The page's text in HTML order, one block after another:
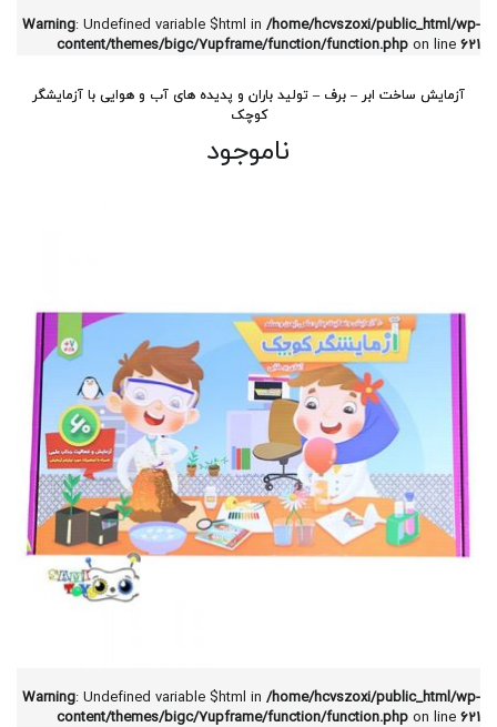
Warning: Undefined variable $html in /home/hcvszoxi/public_html/wp-
content/themes/bigc/7upframe/function/function.php on line 621
آزمایش ساخت ابر – برف – تولید باران و پدیده های آب و هوایی با آزمایشگر
کوچک
ناموجود
Warning: Undefined variable $html in /home/hcvszoxi/public_html/wp-
content/themes/bigc/7upframe/function/function.php on line 621